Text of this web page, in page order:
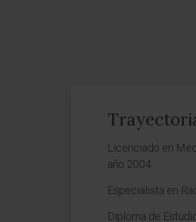
Licenciado en
año 2004.
Especialista en
Diploma de